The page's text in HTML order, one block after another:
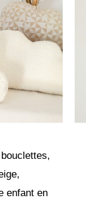
enfant en